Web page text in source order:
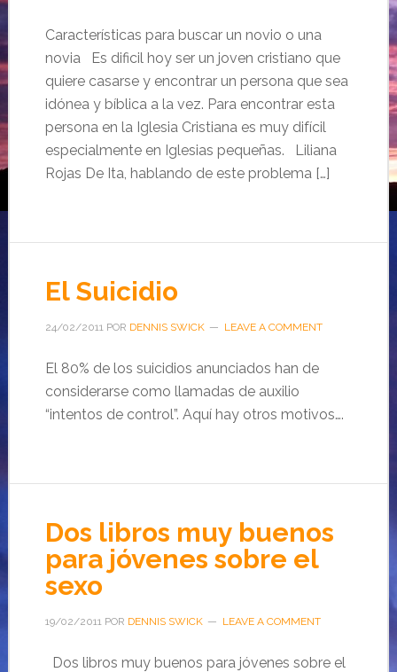
Características para buscar un novio o una
novia Es dificil hoy ser un joven cristiano que
quiere casarse y encontrar un persona que sea
idónea y bíblica a la vez. Para encontrar esta
persona en la Iglesia Cristiana es muy difícil
especialmente en Iglesias pequeñas. Liliana
Rojas De Ita, hablando de este problema […]
El Suicidio
24/02/2011POR DENNIS SWICK LEAVE A COMMENT
El 80% de los suicidios anunciados han de
considerarse como llamadas de auxilio
“intentos de control”. Aquí hay otros motivos….
Dos libros muy buenos
para jóvenes sobre el
sexo
19/02/2011POR DENNIS SWICK LEAVE A COMMENT
Dos libros muy buenos para jóvenes sobre el